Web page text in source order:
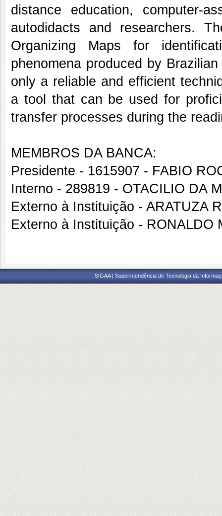
distance education, computer-
autodidacts and researchers.
Organizing Maps for
phenomena produced by
only a reliable and efficient
a tool that can be used for
transfer processes during the
MEMBROS DA BANCA:
Presidente - 1615907 - FABIO
Interno - 289819 - OTACILIO DA
Externo à Instituição - ARATUZA
Externo à Instituição - RONALDO
SIGAA | Superintendência de Tecnologia da